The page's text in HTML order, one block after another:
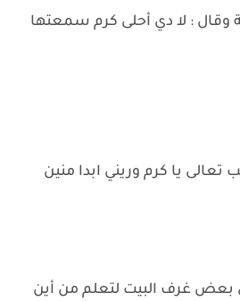
وقال : لا دي أحلى كرم سمعتها
يا كرم وريني ابدا منين
بعض غرف البيت لتعلم من أين